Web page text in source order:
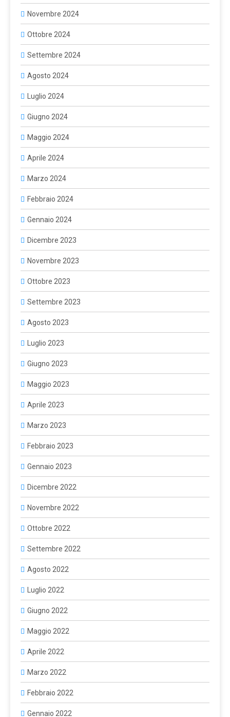
Novembre 2024
Ottobre 2024
Settembre 2024
Agosto 2024
Luglio 2024
Giugno 2024
Maggio 2024
Aprile 2024
Marzo 2024
Febbraio 2024
Gennaio 2024
Dicembre 2023
Novembre 2023
Ottobre 2023
Settembre 2023
Agosto 2023
Luglio 2023
Giugno 2023
Maggio 2023
Aprile 2023
Marzo 2023
Febbraio 2023
Gennaio 2023
Dicembre 2022
Novembre 2022
Ottobre 2022
Settembre 2022
Agosto 2022
Luglio 2022
Giugno 2022
Maggio 2022
Aprile 2022
Marzo 2022
Febbraio 2022
Gennaio 2022